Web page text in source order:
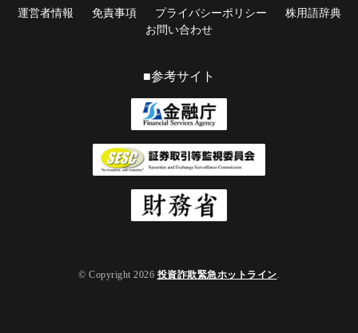
運営者情報 免責事項 プライバシーポリシー
株用語辞典
お問い合わせ
■参考サイト
© Copyright 2026 投資詐欺緊急ホットライン.